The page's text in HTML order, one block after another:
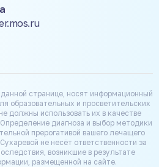
странице, носят информационный
образовательных и просветительских
должны использовать их в качестве
диагноза и выбор методики
прерогативой вашего лечащего
не несёт ответственности за
возникшие в результате
размещенной на сайте.